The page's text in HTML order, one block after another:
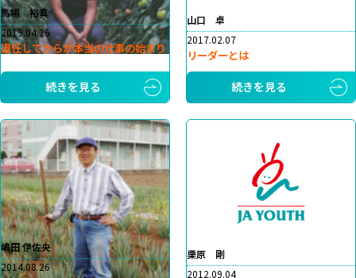
馬場 裕真
2019.04.26
退任してからが本当の仕事の始まり
続きを見る
山口 卓
2017.02.07
リーダーとは
続きを見る
嶋田 伊佐央
2014.08.26
栗原 剛
2012.09.04